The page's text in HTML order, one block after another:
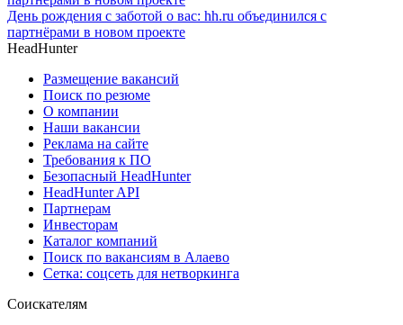
День рождения с заботой о вас: hh.ru объединился с
партнёрами в новом проекте
HeadHunter
Размещение вакансий
Поиск по резюме
О компании
Наши вакансии
Реклама на сайте
Требования к ПО
Безопасный HeadHunter
HeadHunter API
Партнерам
Инвесторам
Каталог компаний
Поиск по вакансиям в Алаево
Сетка: соцсеть для нетворкинга
Соискателям